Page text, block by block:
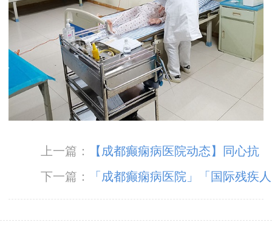
上一篇：
【成都癫痫病医院动态】同心抗
疫，火速出击——成都神康癫痫医院支援全民核
酸检测
下一篇：
「成都癫痫病医院」「国际残疾人
日」减少因癫痫致残几率，这几个护理小知识你